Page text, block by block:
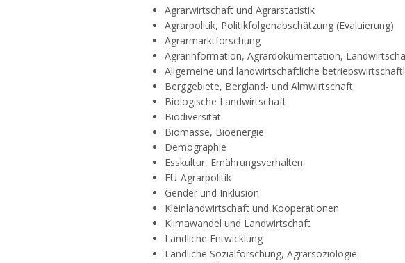
Agrarwirtschaft und Agrarstatistik
Agrarpolitik, Politikfolgenabschätzung (Evaluierung)
Agrarmarktforschung
Agrarinformation, Agrardokumentation,
Allgemeine und landwirtschaftliche
Berggebiete, Bergland- und Almwirtschaft
Biologische Landwirtschaft
Biodiversität
Biomasse, Bioenergie
Demographie
Esskultur, Ernährungsverhalten
EU-Agrarpolitik
Gender und Inklusion
Kleinlandwirtschaft und Kooperationen
Klimawandel und Landwirtschaft
Ländliche Entwicklung
Ländliche Sozialforschung, Agrarsoziologie